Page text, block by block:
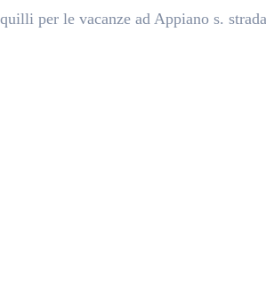
per le vacanze ad Appiano s.